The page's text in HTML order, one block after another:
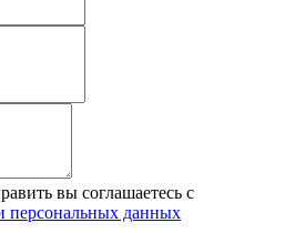
вы соглашаетесь с
персональных данных